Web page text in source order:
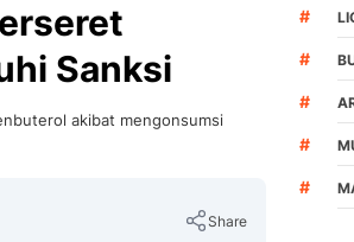
Sanksi
akibat mengonsumsi
Share
#
#
#
#
#